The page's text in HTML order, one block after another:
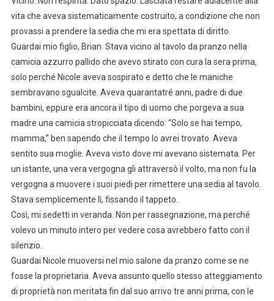
vita che aveva sistematicamente costruito, a condizione che non
provassi a prendere la sedia che mi era spettata di diritto.
Guardai mio figlio, Brian. Stava vicino al tavolo da pranzo nella
camicia azzurro pallido che avevo stirato con cura la sera prima,
solo perché Nicole aveva sospirato e detto che le maniche
sembravano sgualcite. Aveva quarantatré anni, padre di due
bambini, eppure era ancora il tipo di uomo che porgeva a sua
madre una camicia stropicciata dicendo: “Solo se hai tempo,
mamma,” ben sapendo che il tempo lo avrei trovato. Aveva
sentito sua moglie. Aveva visto dove mi avevano sistemata. Per
un istante, una vera vergogna gli attraversò il volto, ma non fu la
vergogna a muovere i suoi piedi per rimettere una sedia al tavolo.
Stava semplicemente lì, fissando il tappeto.
Così, mi sedetti in veranda. Non per rassegnazione, ma perché
volevo un minuto intero per vedere cosa avrebbero fatto con il
silenzio.
Guardai Nicole muoversi nel mio salone da pranzo come se ne
fosse la proprietaria. Aveva assunto quello stesso atteggiamento
di proprietà non meritata fin dal suo arrivo tre anni prima, con le